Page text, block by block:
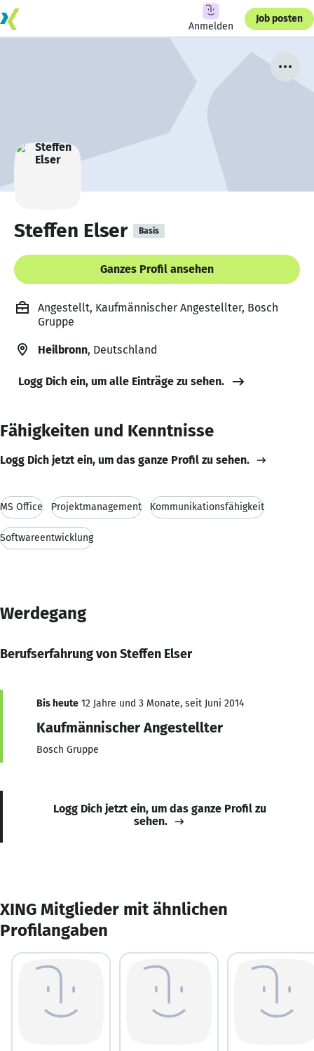
Anmelden
Job posten
Steffen Elser Basis
Ganzes Profil ansehen
Angestellt, Kaufmännischer Angestellter, Bosch
Gruppe
Heilbronn, Deutschland
Logg Dich ein, um alle Einträge zu sehen.
Fähigkeiten und Kenntnisse
Logg Dich jetzt ein, um das ganze Profil zu sehen.
MS Office Projektmanagement Kommunikationsfähigkeit
Softwareentwicklung
Werdegang
Berufserfahrung von Steffen Elser
Bis heute 12 Jahre und 3 Monate, seit Juni 2014
Kaufmännischer Angestellter
Bosch Gruppe
Logg Dich jetzt ein, um das ganze Profil zu
sehen.
XING Mitglieder mit ähnlichen
Profilangaben